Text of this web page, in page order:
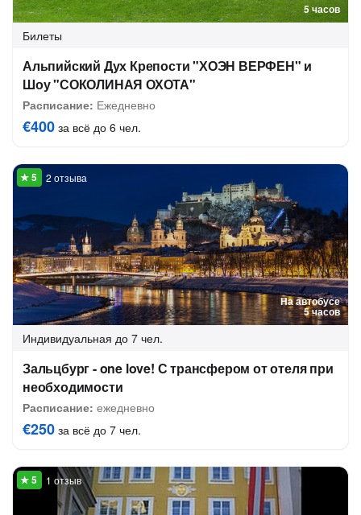
5 часов
Билеты
Альпийский Дух Крепости "ХОЭН ВЕРФЕН" и
Шоу "СОКОЛИНАЯ ОХОТА"
Расписание: Ежедневно
€400 за всё до 6 чел.
На автобусе
5 часов
2 отзыва
Индивидуальная до 7 чел.
Зальцбург - one love! С трансфером от отеля при
необходимости
Расписание: ежедневно
€250 за всё до 7 чел.
1 отзыв